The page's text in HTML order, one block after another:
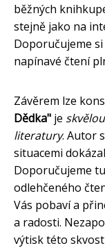
běžných
stejně jako na
Doporučujeme
napínavé čtení
Závěrem lze
Dědka" je
literatury. Autor
situacemi
Doporučujeme
odlehčeného
Vás pobaví a
a radosti.
výtisk této